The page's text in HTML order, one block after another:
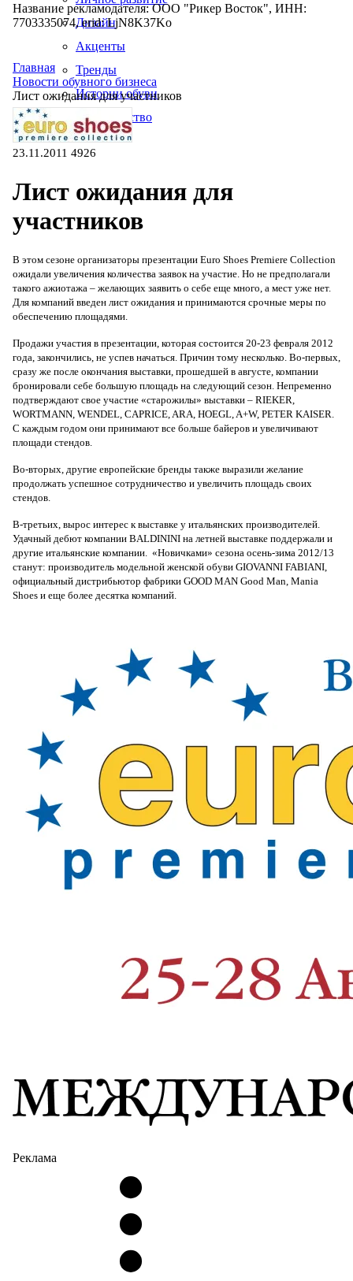
Дизайн
Акценты
Тренды
Истории обуви
Производство
Название рекламодателя: ООО "Рикер Восток", ИНН:
7703335074, erid: LjN8K37Ko
Главная
Новости обувного бизнеса
Лист ожидания для участников
23.11.2011 4926
Лист ожидания для
участников
В этом сезоне организаторы презентации Euro Shoes Premiere Collection
ожидали увеличения количества заявок на участие. Но не предполагали
такого ажиотажа – желающих заявить о себе еще много, а мест уже нет.
Для компаний введен лист ожидания и принимаются срочные меры по
обеспечению площадями.
Продажи участия в презентации, которая состоится 20-23 февраля 2012
года, закончились, не успев начаться. Причин тому несколько. Во-первых,
сразу же после окончания выставки, прошедшей в августе, компании
бронировали себе большую площадь на следующий сезон. Непременно
подтверждают свое участие «старожилы» выставки – RIEKER,
WORTMANN, WENDEL, CAPRICE, ARA, HOEGL, A+W, PETER KAISER.
С каждым годом они принимают все больше байеров и увеличивают
площади стендов.
Во-вторых, другие европейские бренды также выразили желание
продолжать успешное сотрудничество и увеличить площадь своих
стендов.
В-третьих, вырос интерес к выставке у итальянских производителей.
Удачный дебют компании BALDININI на летней выставке поддержали и
другие итальянские компании. «Новичками» сезона осень-зима 2012/13
станут: производитель модельной женской обуви GIOVANNI FABIANI,
официальный дистрибьютор фабрики GOOD MAN Good Man, Mania
Shoes и еще более десятка компаний.
Реклама